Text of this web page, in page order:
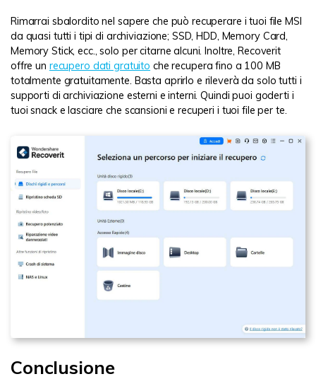
Rimarrai sbalordito nel sapere che può recuperare i tuoi file MSI
da quasi tutti i tipi di archiviazione; SSD, HDD, Memory Card,
Memory Stick, ecc., solo per citarne alcuni. Inoltre, Recoverit
offre un recupero dati gratuito che recupera fino a 100 MB
totalmente gratuitamente. Basta aprirlo e rileverà da solo tutti i
supporti di archiviazione esterni e interni. Quindi puoi goderti i
tuoi snack e lasciare che scansioni e recuperi i tuoi file per te.
Conclusione